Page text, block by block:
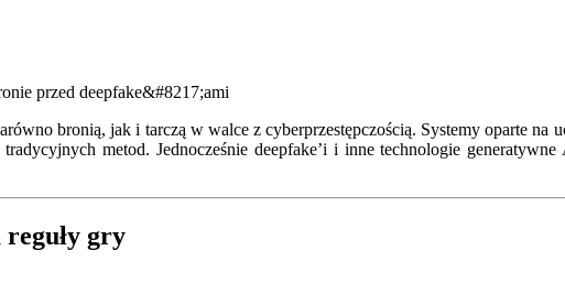
bronią, jak i tarczą w walce z cyberprzestępczością. Systemy oparte na
metod. Jednocześnie deepfake’i i inne technologie
gry